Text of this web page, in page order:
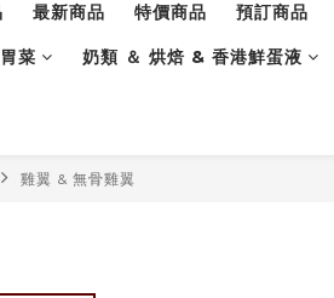
最新商品 特價商品 預訂商品
菜 奶類 ＆ 烘焙 & 香港鮮蛋液
雞翼 & 無骨雞翼